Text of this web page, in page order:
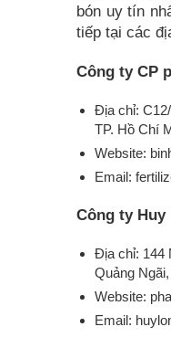
bón uy tín
tiếp tại các
Công ty CP
Địa chỉ:
TP. Hồ Chí
Website:
Email:
Công ty Huy
Địa chỉ: 144
Quảng
Website:
Email: